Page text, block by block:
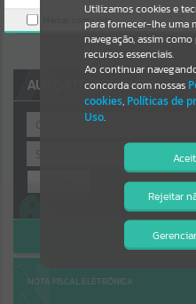
Por
NOTÍCIAS
Por
Por
AUTOATENDIMENTO
Cadastre-se|
NOTA FISCAL ELETRÔNICA
Utilizamos cookies e
para fornecer-lhe uma
navegação, assim
recursos essenciais.
Ao continuar
concorda com nossas
cookies, Políticas de
Uso.
Rejeitar
Isto significa que
providenciados
Marcar como lido.